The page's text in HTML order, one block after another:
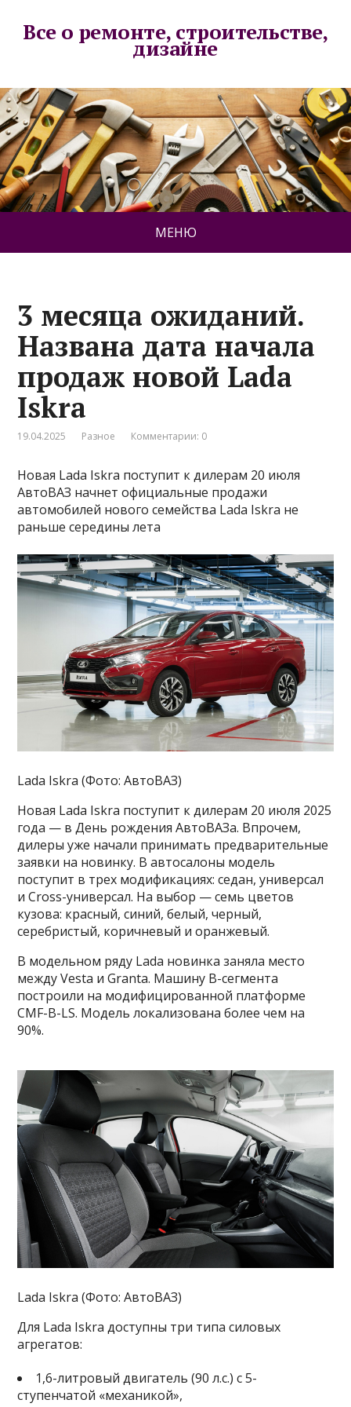
Все о ремонте, строительстве,
дизайне
МЕНЮ
3 месяца ожиданий.
Названа дата начала
продаж новой Lada
Iskra
19.04.2025 Разное Комментарии: 0
Новая Lada Iskra поступит к дилерам 20 июля
АвтоВАЗ начнет официальные продажи
автомобилей нового семейства Lada Iskra не
раньше середины лета
Lada Iskra (Фото: АвтоВАЗ)
Новая Lada Iskra поступит к дилерам 20 июля 2025
года — в День рождения АвтоВАЗа. Впрочем,
дилеры уже начали принимать предварительные
заявки на новинку. В автосалоны модель
поступит в трех модификациях: седан, универсал
и Cross-универсал. На выбор — семь цветов
кузова: красный, синий, белый, черный,
серебристый, коричневый и оранжевый.
В модельном ряду Lada новинка заняла место
между Vesta и Granta. Машину B-сегмента
построили на модифицированной платформе
CMF-B-LS. Модель локализована более чем на
90%.
Lada Iskra (Фото: АвтоВАЗ)
Для Lada Iskra доступны три типа силовых
агрегатов:
1,6-литровый двигатель (90 л.с.) с 5-
ступенчатой «механикой»,